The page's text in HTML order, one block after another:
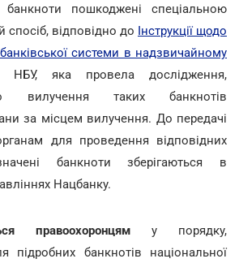
пошкоджені спеціальною
відповідно до Інструкції щодо
банківської системи в надзвичайному
НБУ, яка провела дослідження,
вилучення таких банкнотів
за місцем вилучення. До передачі
для проведення відповідних
банкноти зберігаються в
Нацбанку.
правоохоронцям у порядку,
підробних банкнотів національної